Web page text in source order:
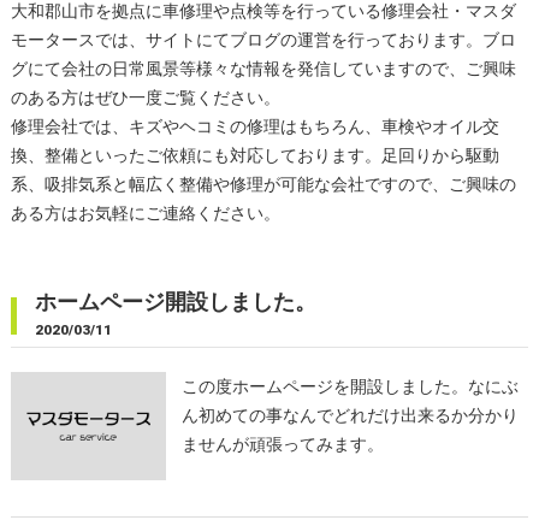
大和郡山市を拠点に車修理や点検等を行っている修理会社・マスダ
モータースでは、サイトにてブログの運営を行っております。ブロ
グにて会社の日常風景等様々な情報を発信していますので、ご興味
のある方はぜひ一度ご覧ください。
修理会社では、キズやヘコミの修理はもちろん、車検やオイル交
換、整備といったご依頼にも対応しております。足回りから駆動
系、吸排気系と幅広く整備や修理が可能な会社ですので、ご興味の
ある方はお気軽にご連絡ください。
ホームページ開設しました。
2020/03/11
この度ホームページを開設しました。なにぶ
ん初めての事なんでどれだけ出来るか分かり
ませんが頑張ってみます。